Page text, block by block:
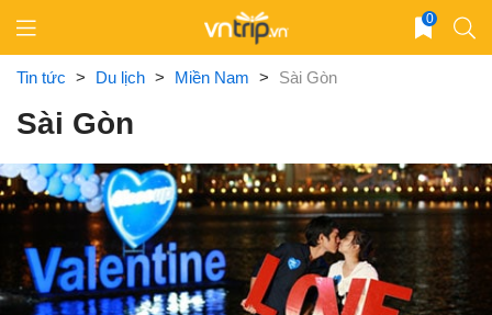
content
0
Tin tức > Du lịch > Miền Nam > Sài Gòn
Sài Gòn